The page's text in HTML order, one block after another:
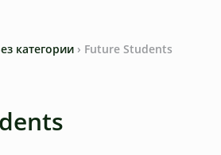
категории › Future Students